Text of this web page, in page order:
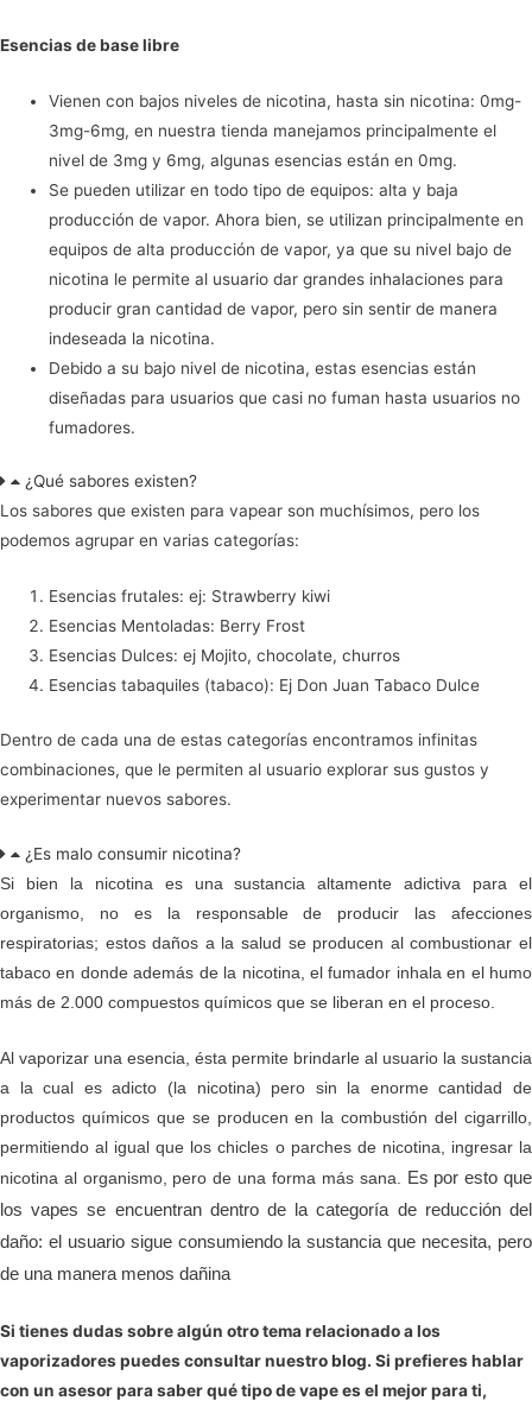
Esencias de base libre
Vienen con bajos niveles de nicotina, hasta sin nicotina: 0mg-
3mg-6mg, en nuestra tienda manejamos principalmente el
nivel de 3mg y 6mg, algunas esencias están en 0mg.
Se pueden utilizar en todo tipo de equipos: alta y baja
producción de vapor. Ahora bien, se utilizan principalmente en
equipos de alta producción de vapor, ya que su nivel bajo de
nicotina le permite al usuario dar grandes inhalaciones para
producir gran cantidad de vapor, pero sin sentir de manera
indeseada la nicotina.
Debido a su bajo nivel de nicotina, estas esencias están
diseñadas para usuarios que casi no fuman hasta usuarios no
fumadores.
¿Qué sabores existen?
Los sabores que existen para vapear son muchísimos, pero los
podemos agrupar en varias categorías:
Esencias frutales: ej: Strawberry kiwi
Esencias Mentoladas: Berry Frost
Esencias Dulces: ej Mojito, chocolate, churros
Esencias tabaquiles (tabaco): Ej Don Juan Tabaco Dulce
Dentro de cada una de estas categorías encontramos infinitas
combinaciones, que le permiten al usuario explorar sus gustos y
experimentar nuevos sabores.
¿Es malo consumir nicotina?
Si bien la nicotina es una sustancia altamente adictiva para el
organismo, no es la responsable de producir las afecciones
respiratorias; estos daños a la salud se producen al combustionar el
tabaco en donde además de la nicotina, el fumador inhala en el humo
más de 2.000 compuestos químicos que se liberan en el proceso.
Al vaporizar una esencia, ésta permite brindarle al usuario la sustancia
a la cual es adicto (la nicotina) pero sin la enorme cantidad de
productos químicos que se producen en la combustión del cigarrillo,
permitiendo al igual que los chicles o parches de nicotina, ingresar la
nicotina al organismo, pero de una forma más sana. Es por esto que
los vapes se encuentran dentro de la categoría de reducción del
daño: el usuario sigue consumiendo la sustancia que necesita, pero
de una manera menos dañina
Si tienes dudas sobre algún otro tema relacionado a los
vaporizadores puedes consultar nuestroblog. Si prefieres hablar
con un asesor para saber qué tipo de vape es el mejor para ti,